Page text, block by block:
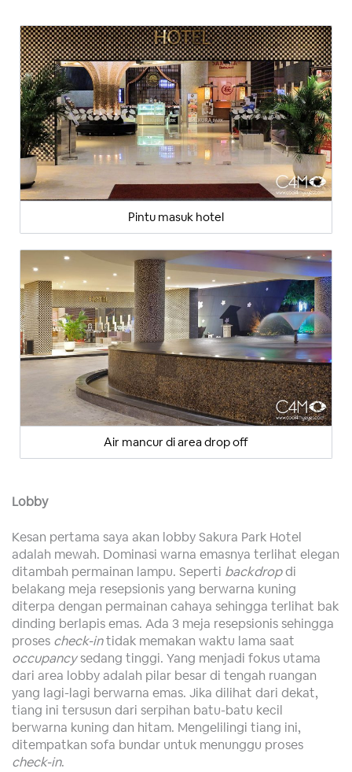
Pintu masuk hotel
Air mancur di area drop off
Lobby
Kesan pertama saya akan lobby Sakura Park Hotel
adalah mewah. Dominasi warna emasnya terlihat elegan
ditambah permainan lampu. Seperti backdropdi
belakang meja resepsionis yang berwarna kuning
diterpa dengan permainan cahaya sehingga terlihat bak
dinding berlapis emas. Ada 3 meja resepsionis sehingga
proses check-intidak memakan waktu lama saat
occupancysedang tinggi. Yang menjadi fokus utama
dari area lobby adalah pilar besar di tengah ruangan
yang lagi-lagi berwarna emas. Jika dilihat dari dekat,
tiang ini tersusun dari serpihan batu-batu kecil
berwarna kuning dan hitam. Mengelilingi tiang ini,
ditempatkan sofa bundar untuk menunggu proses
check-in.